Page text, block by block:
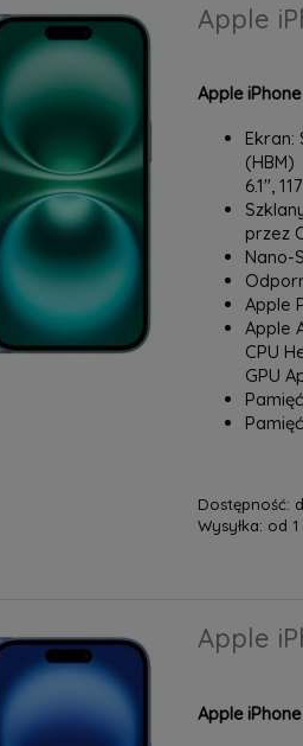
Apple
Apple
Ekran:
(HBM)
6.1",
przez
Nano-
Apple
Apple
CPU
GPU
Dostępność:
Wysyłka: od
Apple
Apple